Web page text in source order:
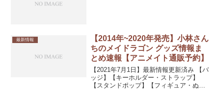
最新情報
【2014年~2020年発売】小林さん
ちのメイドラゴン グッズ情報ま
とめ速報【アニメイト通販予約】
【2021年7月1日】最新情報更新済み 【バ
ッジ】【キーホルダー・ストラップ】
【スタンドポップ】【フィギュア・ぬい